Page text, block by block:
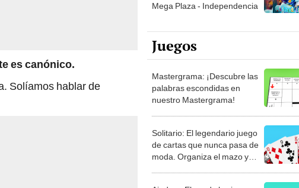
es canónico.
Solíamos hablar de
Mega Plaza - Independencia
Juegos
Mastergrama: ¡Descubre las
palabras escondidas en
nuestro Mastergrama!
Solitario: El legendario juego
de cartas que nunca pasa de
moda. Organiza el mazo y